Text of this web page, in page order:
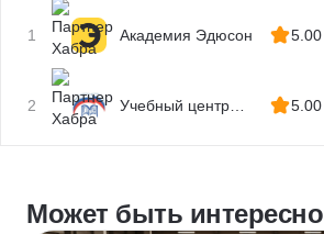
1 Академия Эдюсон 5.00
2
Учебный центр
5.00
Может быть интересно